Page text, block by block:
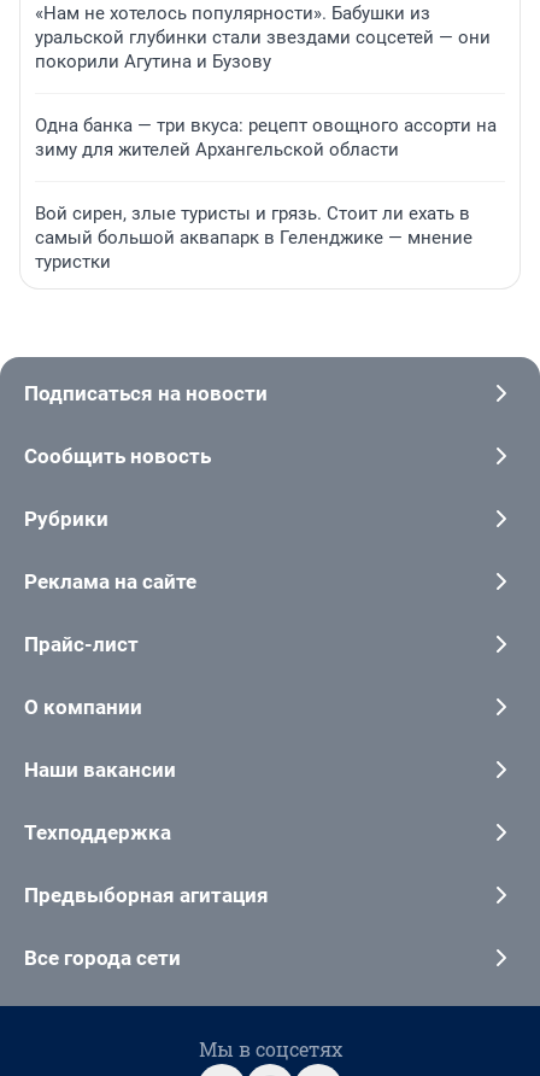
«Нам не хотелось популярности». Бабушки из
уральской глубинки стали звездами соцсетей — они
покорили Агутина и Бузову
Одна банка — три вкуса: рецепт овощного ассорти на
зиму для жителей Архангельской области
Вой сирен, злые туристы и грязь. Стоит ли ехать в
самый большой аквапарк в Геленджике — мнение
туристки
Подписаться на новости
Сообщить новость
Рубрики
Реклама на сайте
Прайс-лист
О компании
Наши вакансии
Техподдержка
Предвыборная агитация
Все города сети
Мы в соцсетях